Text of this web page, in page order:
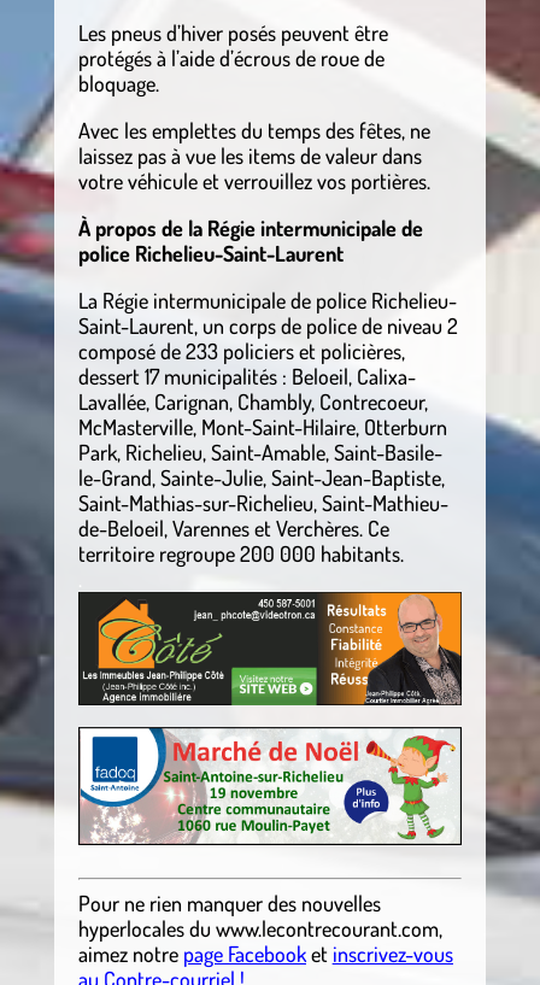
Les pneus d’hiver posés peuvent être
protégés à l’aide d’écrous de roue de
bloquage.
Avec les emplettes du temps des fêtes, ne
laissez pas à vue les items de valeur dans
votre véhicule et verrouillez vos portières.
À propos de la Régie intermunicipale de
police Richelieu-Saint-Laurent
La Régie intermunicipale de police Richelieu-
Saint-Laurent, un corps de police de niveau 2
composé de 233 policiers et policières,
dessert 17 municipalités : Beloeil, Calixa-
Lavallée, Carignan, Chambly, Contrecoeur,
McMasterville, Mont-Saint-Hilaire, Otterburn
Park, Richelieu, Saint-Amable, Saint-Basile-
le-Grand, Sainte-Julie, Saint-Jean-Baptiste,
Saint-Mathias-sur-Richelieu, Saint-Mathieu-
de-Beloeil, Varennes et Verchères. Ce
territoire regroupe 200 000 habitants.
Pour ne rien manquer des nouvelles
hyperlocales du www.lecontrecourant.com,
aimez notre page Facebooket inscrivez-vous
au Contre-courriel !